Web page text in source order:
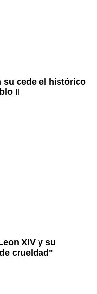
su cede el histórico
II
XIV y su
crueldad"